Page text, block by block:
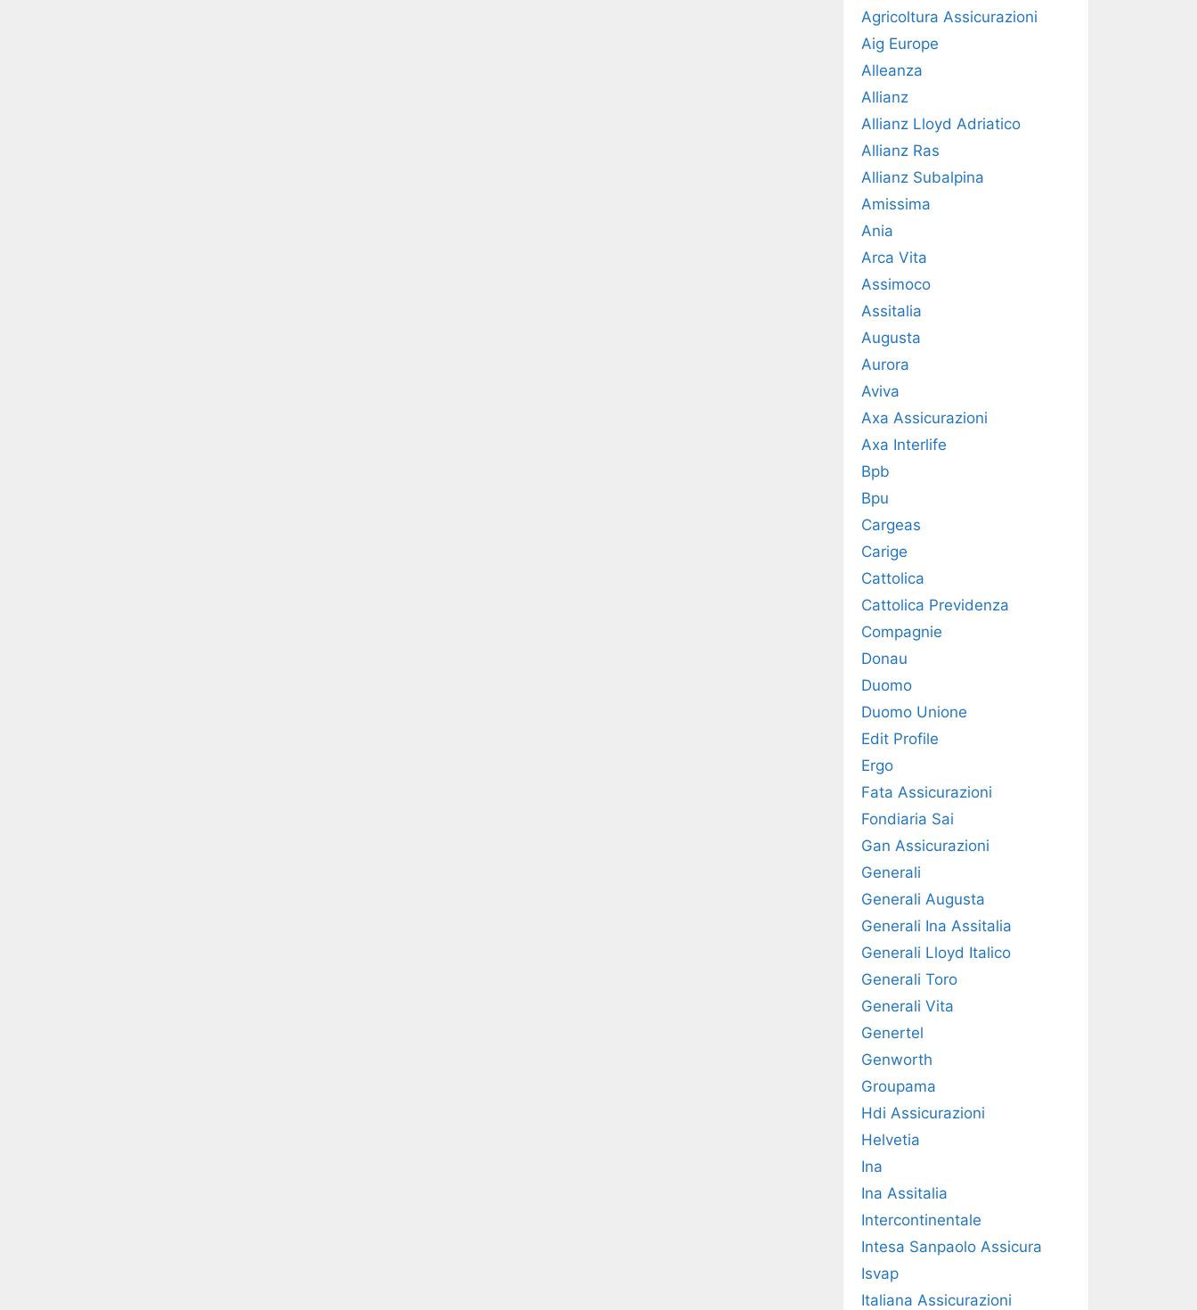
Agricoltura Assicurazioni
Aig Europe
Alleanza
Allianz
Allianz Lloyd Adriatico
Allianz Ras
Allianz Subalpina
Amissima
Ania
Arca Vita
Assimoco
Assitalia
Augusta
Aurora
Aviva
Axa Assicurazioni
Axa Interlife
Bpb
Bpu
Cargeas
Carige
Cattolica
Cattolica Previdenza
Compagnie
Donau
Duomo
Duomo Unione
Edit Profile
Ergo
Fata Assicurazioni
Fondiaria Sai
Gan Assicurazioni
Generali
Generali Augusta
Generali Ina Assitalia
Generali Lloyd Italico
Generali Toro
Generali Vita
Genertel
Genworth
Groupama
Hdi Assicurazioni
Helvetia
Ina
Ina Assitalia
Intercontinentale
Intesa Sanpaolo Assicura
Isvap
Italiana Assicurazioni